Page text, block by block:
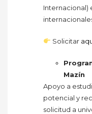
Internacional)
Solicitar
Mazín
Apoyo a
potencial y
solicitud a